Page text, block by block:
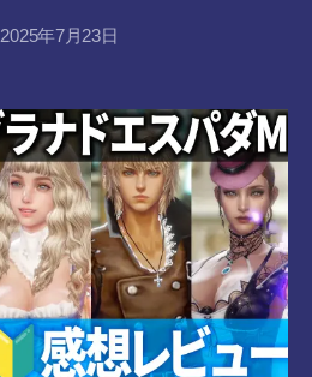
投
稿
a
8-
vr
2025年7月23日